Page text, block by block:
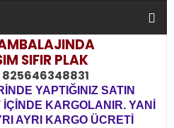
SIFIR PLAK
825646348831
YAPTIĞINIZ SATIN
KARGOLANIR. YANİ
AYRI KARGO ÜCRETİ